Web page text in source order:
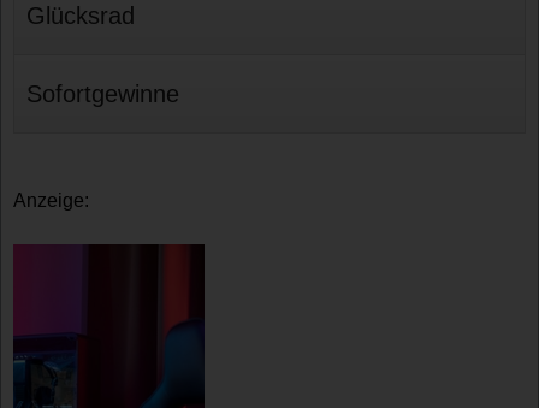
Glücksrad
Sofortgewinne
Anzeige: